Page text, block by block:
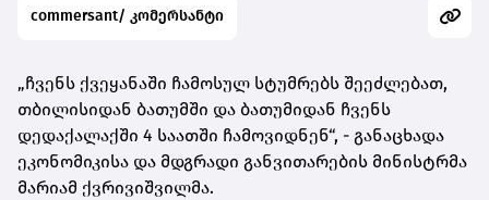
commersant/ კომერსანტი
„ჩვენს ქვეყანაში ჩამოსულ სტუმრებს შეეძლებათ,
თბილისიდან ბათუმში და ბათუმიდან ჩვენს
დედაქალაქში 4 საათში ჩამოვიდნენ“, - განაცხადა
ეკონომიკისა და მდგრადი განვითარების მინისტრმა
მარიამ ქვრივიშვილმა.